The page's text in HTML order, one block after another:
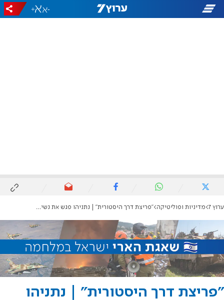
-
+
ערוץ 7 מדיניות ופוליטיקה "פריצת דרך היסטורית" | נתניהו פגש את נשיא האמירויות בחשאי במהלך המלחמה באיראן
"פריצת דרך היסטורית" | נתניהו